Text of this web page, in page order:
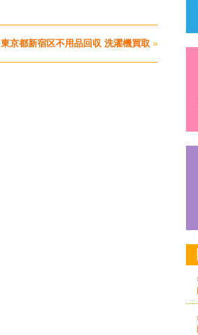
東京都新宿区不用品回収 洗濯機買取 »